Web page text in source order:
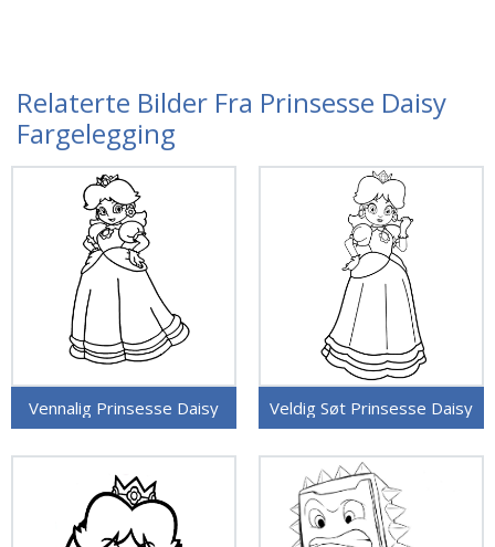
Relaterte Bilder Fra Prinsesse Daisy
Fargelegging
Vennalig Prinsesse Daisy Veldig Søt Prinsesse Daisy